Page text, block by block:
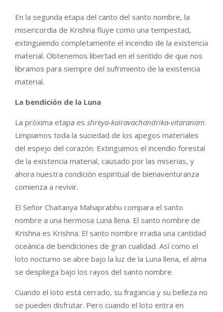
En la segunda etapa del canto del santo nombre, la
misericordia de Krishna fluye como una tempestad,
extinguiendo completamente el incendio de la existencia
material. Obtenemos libertad en el sentido de que nos
libramos para siempre del sufrimiento de la existencia
material.
La bendición de la Luna
La próxima etapa es shreya-kairavachandrika-vitaranam.
Limpiamos toda la suciedad de los apegos materiales
del espejo del corazón. Extinguimos el incendio forestal
de la existencia material, causado por las miserias, y
ahora nuestra condición espiritual de bienaventuranza
comienza a revivir.
El Señor Chaitanya Mahaprabhu compara el santo
nombre a una hermosa Luna llena. El santo nombre de
Krishna es Krishna. El santo nombre irradia una cantidad
oceánica de bendiciones de gran cualidad. Así como el
loto nocturno se abre bajo la luz de la Luna llena, el alma
se despliega bajo los rayos del santo nombre.
Cuando el loto está cerrado, su fragancia y su belleza no
se pueden disfrutar. Pero cuando el loto entra en